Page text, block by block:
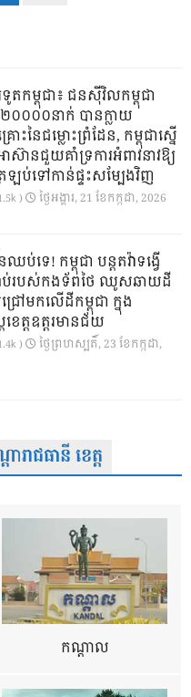
តកម្ពុជា៖ ជនស៊ីវិលកម្ពុជា
០០០នាក់ បានក្លាយ
ោះនៃជម្លោះព្រំដែន, កម្ពុជាស្នើ
ស៊ានជួយគាំទ្រការអំពាវនាវឱ្យ
ឡប់ទៅកាន់ផ្ទះសម្បែងវិញ
) ថ្ងៃ​អង្គារ, 21 ខែ​កក្កដា, 2026
ឈប់ទេ! កម្ពុជា បន្តតវ៉ាទង្វើ
ប់របស់កងទ័ពថៃ ឈូសឆាយដី
ជ្រៅមកលើដីកម្ពុជា ក្នុង
េត្តឧត្តរមានជ័យ
)
ថ្ងៃ​ព្រហស្បតិ៍, 23 ខែ​កក្កដា,
ាជធានី ខេត្ត
កណ្តាល